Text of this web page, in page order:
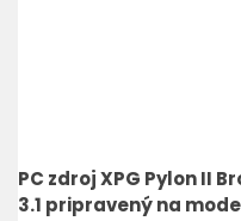
PC zdroj XPG Pylon II
3.1 pripravený na